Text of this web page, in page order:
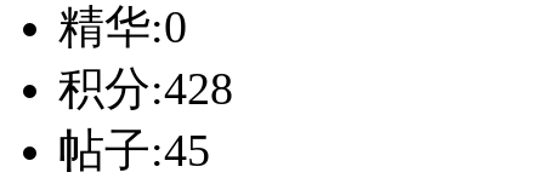
精华:0
积分:428
帖子:45